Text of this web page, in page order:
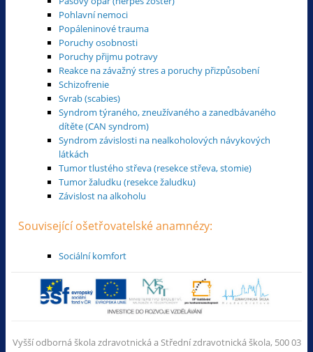
Pohlavní nemoci
Popáleninové trauma
Poruchy osobnosti
Poruchy přijmu potravy
Reakce na závažný stres a poruchy přizpůsobení
Schizofrenie
Svrab (scabies)
Syndrom týraného, zneužívaného a zanedbávaného
dítěte (CAN syndrom)
Syndrom závislosti na nealkoholových návykových
látkách
Tumor tlustého střeva (resekce střeva, stomie)
Tumor žaludku (resekce žaludku)
Závislost na alkoholu
Související ošetřovatelské anamnézy:
Sociální komfort
Vyšší odborná škola zdravotnická a Střední zdravotnická škola, 500 03